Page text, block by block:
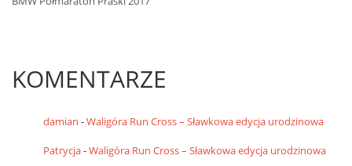
KOMENTARZE
damian -Waligóra Run Cross – Sławkowa edycja urodzinowa
Patrycja-Waligóra Run Cross – Sławkowa edycja urodzinowa